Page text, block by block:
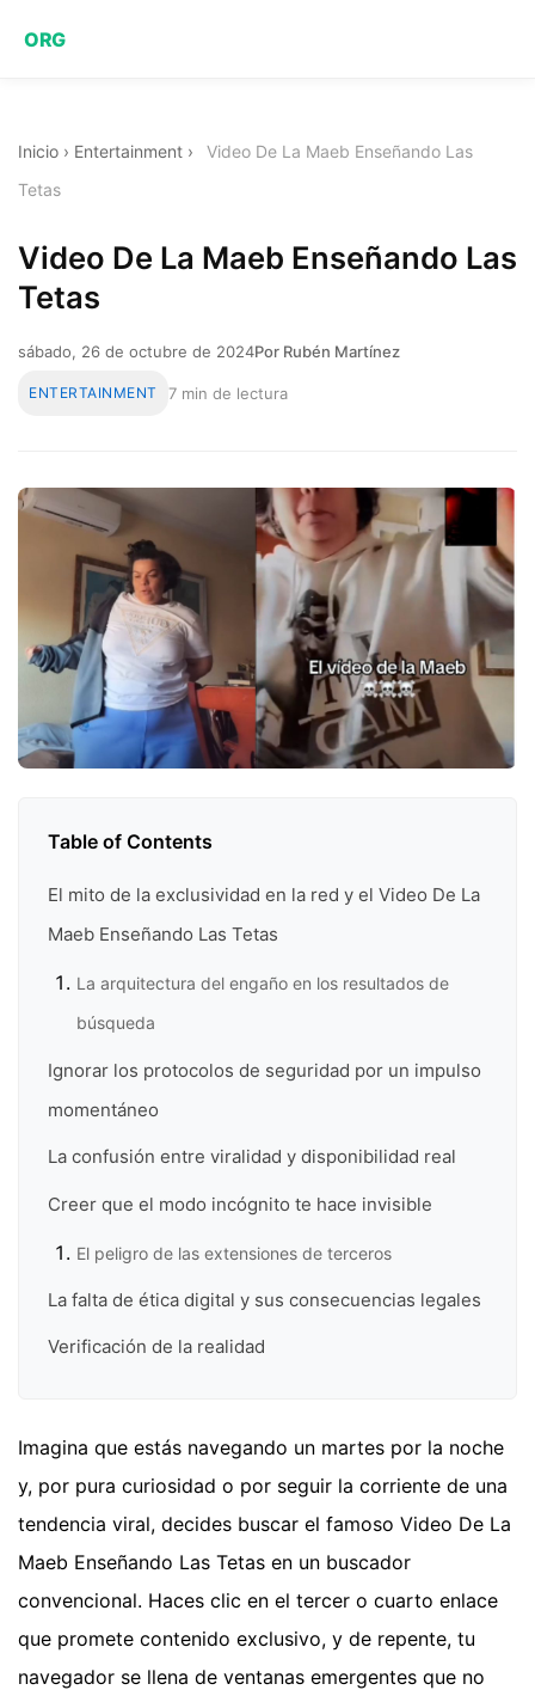
ORG
Inicio › Entertainment ›
Video De La Maeb Enseñando Las
Tetas
Video De La Maeb Enseñando Las
Tetas
sábado, 26 de octubre de 2024Por Rubén Martínez
ENTERTAINMENT 7 min de lectura
Table of Contents
El mito de la exclusividad en la red y el Video De La
Maeb Enseñando Las Tetas
La arquitectura del engaño en los resultados de
búsqueda
Ignorar los protocolos de seguridad por un impulso
momentáneo
La confusión entre viralidad y disponibilidad real
Creer que el modo incógnito te hace invisible
El peligro de las extensiones de terceros
La falta de ética digital y sus consecuencias legales
Verificación de la realidad
Imagina que estás navegando un martes por la noche
y, por pura curiosidad o por seguir la corriente de una
tendencia viral, decides buscar el famoso Video De La
Maeb Enseñando Las Tetas en un buscador
convencional. Haces clic en el tercer o cuarto enlace
que promete contenido exclusivo, y de repente, tu
navegador se llena de ventanas emergentes que no